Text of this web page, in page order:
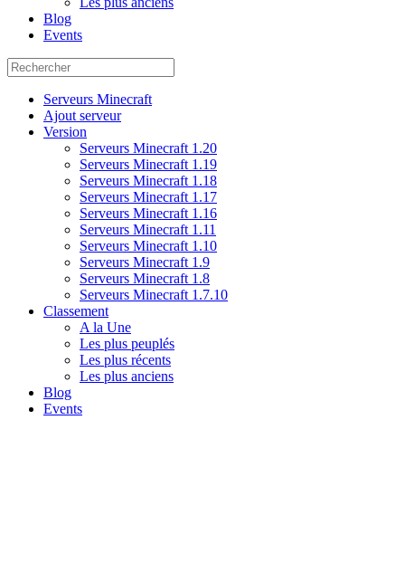
Blog
Events
Serveurs Minecraft
Ajout serveur
Version
Serveurs Minecraft 1.20
Serveurs Minecraft 1.19
Serveurs Minecraft 1.18
Serveurs Minecraft 1.17
Serveurs Minecraft 1.16
Serveurs Minecraft 1.11
Serveurs Minecraft 1.10
Serveurs Minecraft 1.9
Serveurs Minecraft 1.8
Serveurs Minecraft 1.7.10
Classement
A la Une
Les plus peuplés
Les plus récents
Les plus anciens
Blog
Events